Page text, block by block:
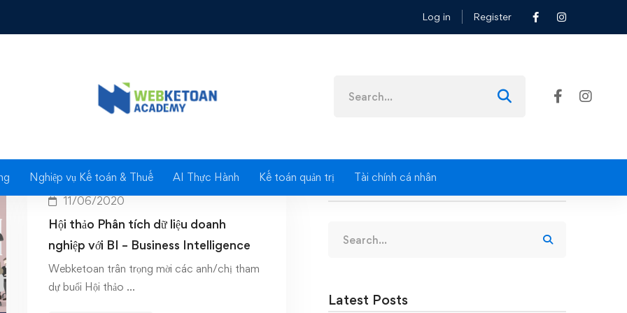
Log in Register
for:
Nghiệp vụ Kế toán & Thuế AI Thực Hành Kế toán quản trị Tài chính cá nhân
11/06/2020
Hội thảo Phân tích dữ liệu doanh
nghiệp với BI – Business Intelligence
Webketoan trân trọng mời các anh/chị tham
dự buổi Hội thảo …
for:
Latest Posts